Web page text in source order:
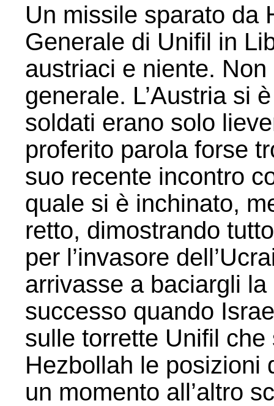
Un missile sparato da
Generale di Unifil in
austriaci e niente.
generale. L’Austria si
soldati erano solo
proferito parola forse
suo recente incontro
quale si è inchinato,
retto, dimostrando
per l’invasore
arrivasse a baciargli
successo quando
sulle torrette Unifil
Hezbollah le posizioni
un momento all’altro